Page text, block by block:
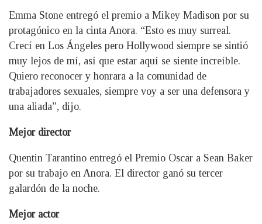
Emma Stone entregó el premio a Mikey Madison por su
protagónico en la cinta Anora. “Esto es muy surreal.
Crecí en Los Ángeles pero Hollywood siempre se sintió
muy lejos de mí, así que estar aquí se siente increíble.
Quiero reconocer y honrara a la comunidad de
trabajadores sexuales, siempre voy a ser una defensora y
una aliada”, dijo.
Mejor director
Quentin Tarantino entregó el Premio Oscar a Sean Baker
por su trabajo en Anora. El director ganó su tercer
galardón de la noche.
Mejor actor